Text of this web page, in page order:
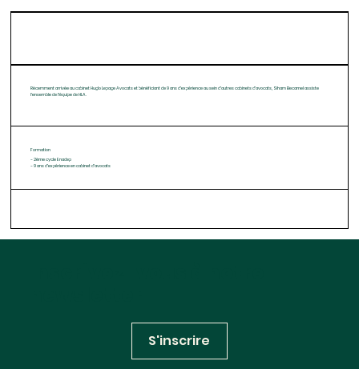
Formation
- 2ème cycle Enadep
- 9 ans d’expérience en cabinet d’avocats
Récemment arrivée au cabinet Huglo Lepage Avocats et bénéficiant de 9 ans d’expérience au sein d’autres cabinets d’avocats, Siham Becamel assiste
l’ensemble de l’équipe de HLA.
S'inscrire